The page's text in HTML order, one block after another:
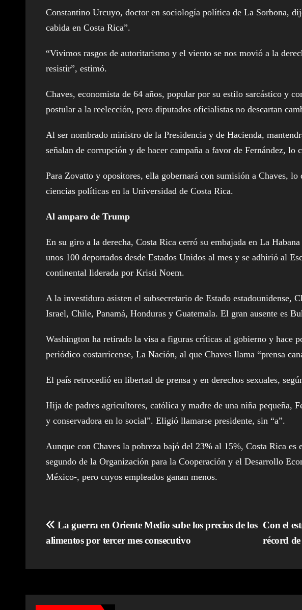
Constantino Urcuyo, doctor en sociología política de La Sorbona,
cabida en Costa Rica”.
“Vivimos rasgos de autoritarismo y el viento se nos movió a la
resistir”, estimó.
Chaves, economista de 64 años, popular por su estilo sarcástico y
postular a la reelección, pero diputados oficialistas no descartan
Al ser nombrado ministro de la Presidencia y de Hacienda,
señalan de corrupción y de hacer campaña a favor de Fernández, lo
Para Zovatto y opositores, ella gobernará con sumisión a Chaves,
ciencias políticas en la Universidad de Costa Rica.
Al amparo de Trump
En su giro a la derecha, Costa Rica cerró su embajada en La
unos 100 deportados desde Estados Unidos al mes y se adhirió al
continental liderada por Kristi Noem.
A la investidura asisten el subsecretario de Estado estadounidense,
Israel, Chile, Panamá, Honduras y Guatemala. El gran ausente es
Washington ha retirado la visa a figuras críticas al gobierno y hace
periódico costarricense, La Nación, al que Chaves llama “prensa
El país retrocedió en libertad de prensa y en derechos sexuales,
Hija de padres agricultores, católica y madre de una niña pequeña,
y conservadora en lo social”. Eligió llamarse presidente, sin “a”.
Aunque con Chaves la pobreza bajó del 23% al 15%, Costa Rica
segundo de la Organización para la Cooperación y el Desarrollo
México-, pero cuyos empleados ganan menos.
Navegación
de
entradas
Con el
récord
La guerra en Oriente Medio sube los precios de los
alimentos por tercer mes consecutivo